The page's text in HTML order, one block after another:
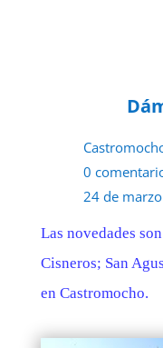
0
24 de
Las novedades
Cisneros; San
en Castromocho.